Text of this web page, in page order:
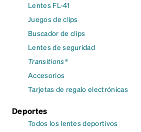
Lentes FL-41
Juegos de clips
Buscador de clips
Lentes de seguridad
Transitions®
Accesorios
Tarjetas de regalo electrónicas
Deportes
Todos los lentes deportivos